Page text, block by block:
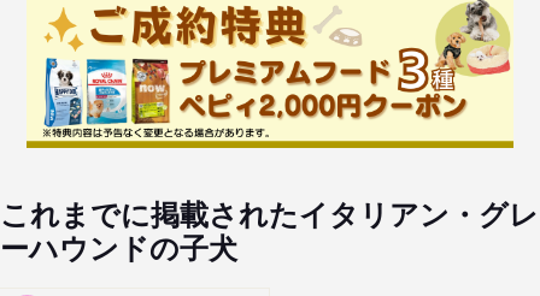
これまでに掲載されたイタリアン・グレ
ーハウンドの子犬